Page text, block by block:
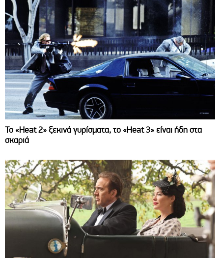
Το «Heat 2» ξεκινά γυρίσματα, το «Heat 3» είναι ήδη στα
σκαριά